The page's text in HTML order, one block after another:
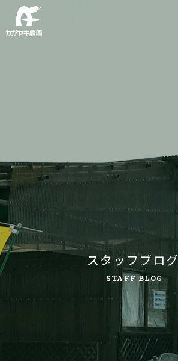
スタッフブログ
STAFF BLOG